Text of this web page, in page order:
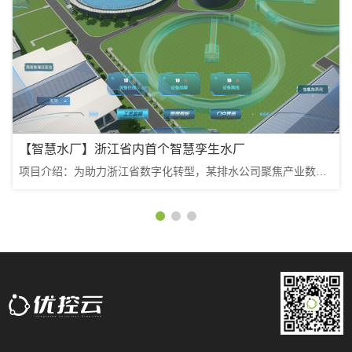
【智慧水厂】浙江省内首个智慧孪生水厂
项目介绍：为助力浙江省数字化转型，某排水公司聚焦产业数字化，率先引入数字治水理念，由优控云科技搭建浙江省首个智慧孪生水厂。